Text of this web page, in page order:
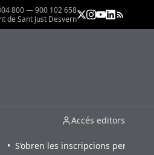
800 — 900 102 658
de Sant Just Desvern
Accés editors
les inscripcions per a l’oferta